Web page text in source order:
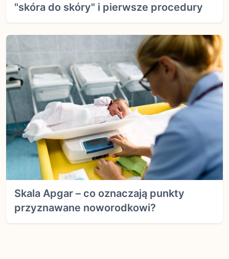
"skóra do skóry" i pierwsze procedury
Skala Apgar – co oznaczają punkty
przyznawane noworodkowi?